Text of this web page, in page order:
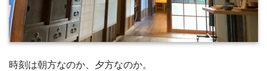
時刻は朝方なのか、夕方なのか。